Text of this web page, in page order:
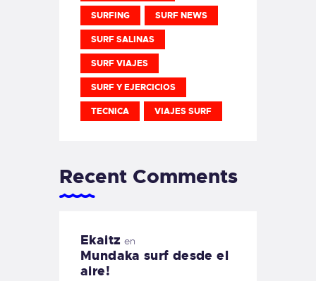
SURFING SURF NEWS
SURF SALINAS
SURF VIAJES
SURF Y EJERCICIOS
TECNICA VIAJES SURF
Recent Comments
Ekaitz en
Mundaka surf desde el
aire!